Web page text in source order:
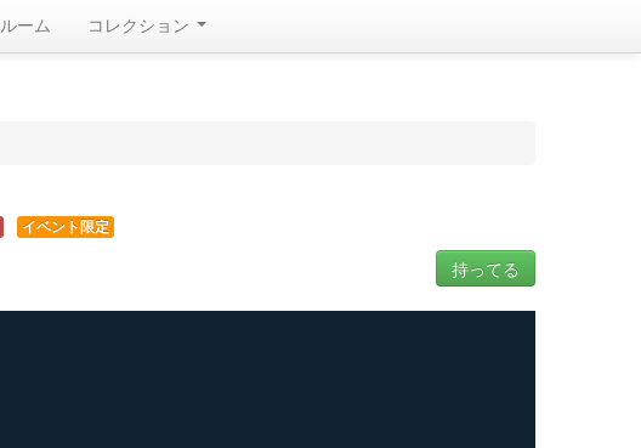
ルーム コレクション
イベント限定
持ってる